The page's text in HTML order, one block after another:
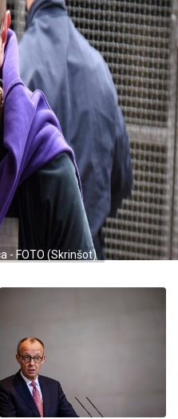
- FOTO (Skrinšot)